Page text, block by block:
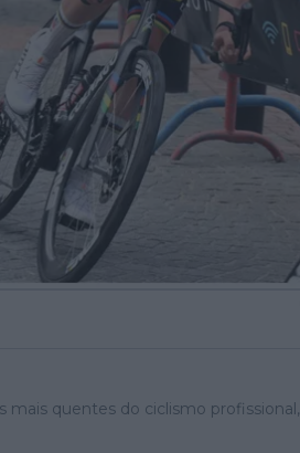
mais quentes do ciclismo profissional,